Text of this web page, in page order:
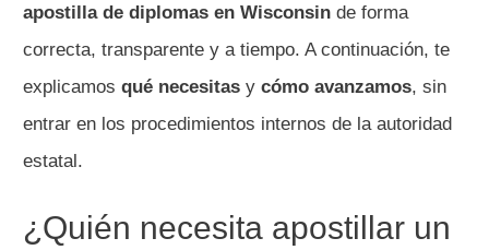
apostilla de diplomas en Wisconsin de forma
correcta, transparente y a tiempo. A continuación, te
explicamos qué necesitas y cómo avanzamos, sin
entrar en los procedimientos internos de la autoridad
estatal.
¿Quién necesita apostillar un